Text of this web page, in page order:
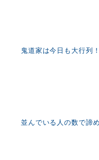
鬼道家は今日も大行列
並んでいる人の数で諦